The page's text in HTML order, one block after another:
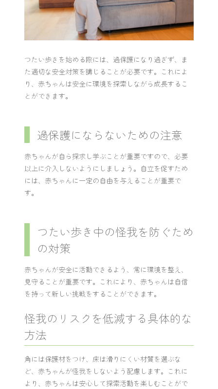
つたい歩きを始める際には、過保護になり過ぎず、ま
た適切な安全対策を講じることが必要です。これによ
り、赤ちゃんは安全に環境を探索しながら成長するこ
とができます。
過保護にならないための注意
赤ちゃんが自ら探求し学ぶことが重要ですので、必要
以上に介入しないようにしましょう。自立を促すため
には、赤ちゃんに一定の自由を与えることが重要で
す。
つたい歩き中の怪我を防ぐため
の対策
赤ちゃんが安全に活動できるよう、常に環境を整え、
見守ることが重要です。これにより、赤ちゃんは自信
を持って新しい挑戦をすることができます。
怪我のリスクを低減する具体的な
方法
角には保護材をつけ、床は滑りにくい材質を選ぶな
ど、赤ちゃんが怪我をしないよう配慮します。これに
より、赤ちゃんは安心して探索活動を楽しむことがで